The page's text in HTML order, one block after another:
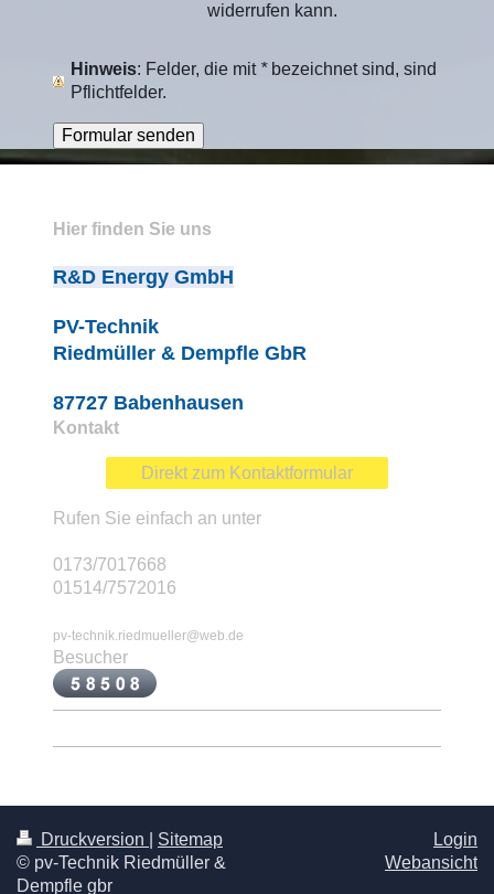
widerrufen kann.
Hinweis : Felder, die mit *bezeichnet sind, sind
Pflichtfelder.
Hier finden Sie uns
R&D Energy GmbH
PV-Technik
Riedmüller & Dempfle GbR
87727 Babenhausen
Kontakt
Direkt zum Kontaktformular
Rufen Sie einfach an unter
0173/7017668
01514/7572016
pv-technik.riedmueller@web.de
Besucher
Druckversion
Sitemap
© pv-Technik Riedmüller &
Dempfle gbr
Login
Webansicht